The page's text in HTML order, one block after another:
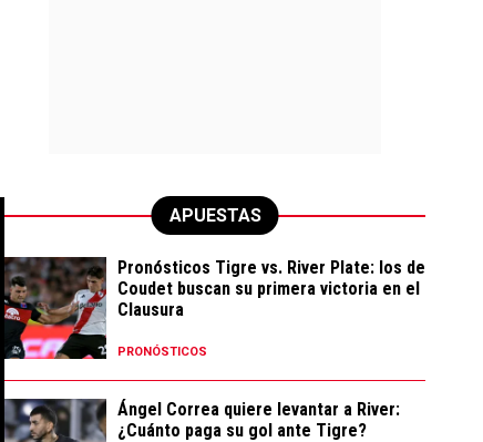
APUESTAS
Pronósticos Tigre vs. River Plate: los de
Coudet buscan su primera victoria en el
Clausura
PRONÓSTICOS
Ángel Correa quiere levantar a River:
¿Cuánto paga su gol ante Tigre?